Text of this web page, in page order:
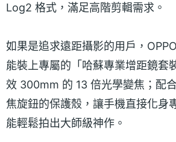
Log2 格式，滿足高階剪輯需求。
如果是追求遠距攝影的用戶，
能裝上專屬的「哈蘇專業增距鏡套
效 300mm 的 13 倍光學變焦；配
焦旋鈕的保護殼，讓手機直接化身
能輕鬆拍出大師級神作。